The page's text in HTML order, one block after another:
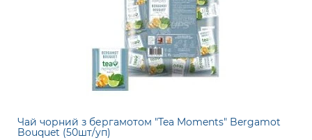
Чай чорний з бергамотом "Tea Moments" Bergamot
Bouquet (50шт/уп)